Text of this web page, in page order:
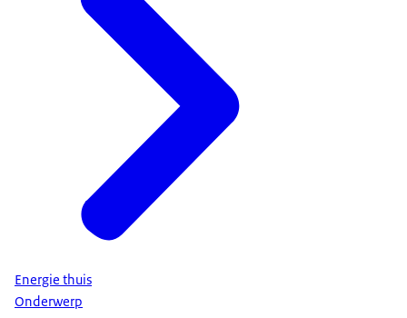
Energie thuis
Onderwerp